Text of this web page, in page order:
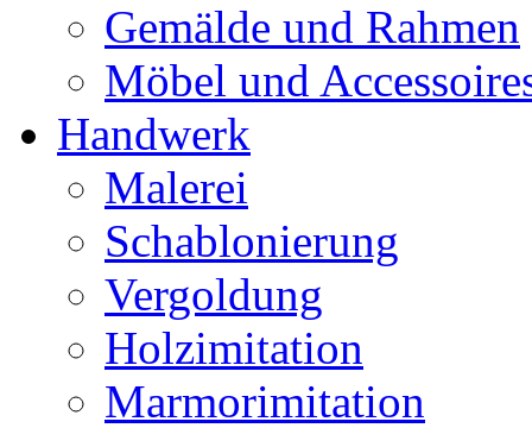
Gemälde und Rahmen
Möbel und
Handwerk
Malerei
Schablonierung
Vergoldung
Holzimitation
Marmorimitation